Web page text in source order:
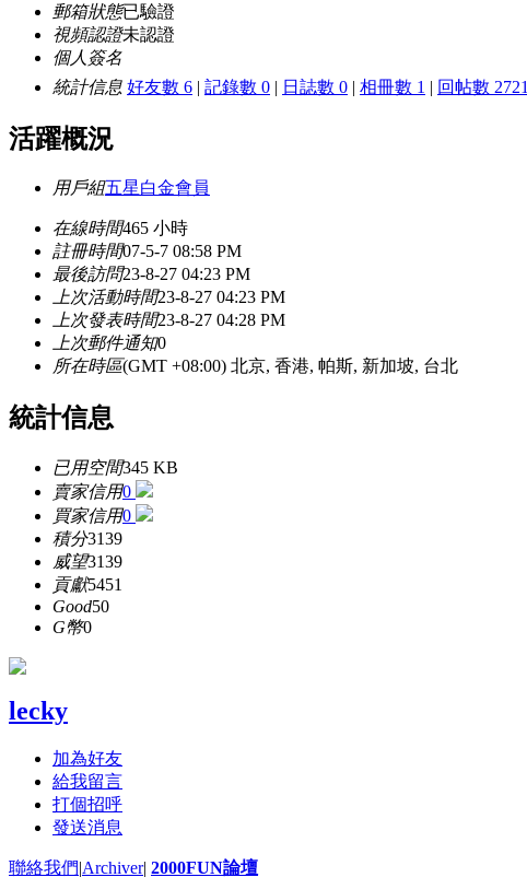
郵箱狀態已驗證
視頻認證未認證
個人簽名
統計信息 好友數 6 | 記錄數 0 | 日誌數 0 | 相冊數 1 | 回帖數 2721
活躍概況
用戶組五星白金會員
在線時間465 小時
註冊時間07-5-7 08:58 PM
最後訪問23-8-27 04:23 PM
上次活動時間23-8-27 04:23 PM
上次發表時間23-8-27 04:28 PM
上次郵件通知0
所在時區(GMT +08:00) 北京, 香港, 帕斯, 新加坡, 台北
統計信息
已用空間345 KB
賣家信用0
買家信用0
積分3139
威望3139
貢獻5451
Good50
G幣0
lecky
加為好友
給我留言
打個招呼
發送消息
聯絡我們|Archiver| 2000FUN論壇